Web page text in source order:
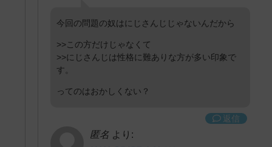
今回の問題の奴はにじさんじじゃないんだから
>>この方だけじゃなくて
>>にじさんじは性格に難ありな方が多い印象で
す。
ってのはおかしくない？
返信
匿名 より: